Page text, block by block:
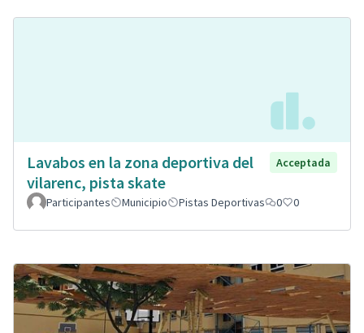
Lavabos en la zona deportiva del
vilarenc, pista skate
Acceptada
Participantes Municipio Pistas Deportivas 0 0